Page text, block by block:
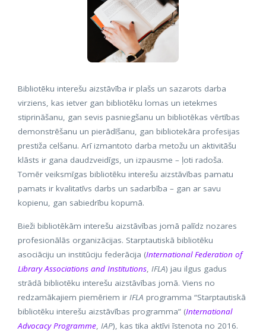
Bibliotēku interešu aizstāvība ir plašs un sazarots darba
virziens, kas ietver gan bibliotēku lomas un ietekmes
stiprināšanu, gan sevis pasniegšanu un bibliotēkas vērtības
demonstrēšanu un pierādīšanu, gan bibliotekāra profesijas
prestiža celšanu. Arī izmantoto darba metožu un aktivitāšu
klāsts ir gana daudzveidīgs, un izpausme – ļoti radoša.
Tomēr veiksmīgas bibliotēku interešu aizstāvības pamatu
pamats ir kvalitatīvs darbs un sadarbība – gan ar savu
kopienu, gan sabiedrību kopumā.
Bieži bibliotēkām interešu aizstāvības jomā palīdz nozares
profesionālās organizācijas. Starptautiskā bibliotēku
asociāciju un institūciju federācija (International Federation of
Library Associations and Institutions, IFLA) jau ilgus gadus
strādā bibliotēku interešu aizstāvības jomā. Viens no
redzamākajiem piemēriem ir IFLA programma “Starptautiskā
bibliotēku interešu aizstāvības programma” (International
Advocacy Programme, IAP), kas tika aktīvi īstenota no 2016.